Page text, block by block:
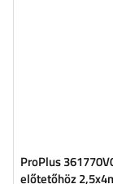
ProPlus
előtetőhöz